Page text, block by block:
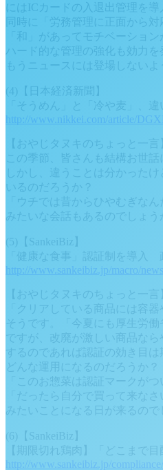
にはICカードの入退出管理を導
同時に「労務管理に正面から
「和」があってモチベーショ
ハード的な管理の強化も効力を
もうニュースには登場しないよ
(4)【日本経済新聞】
「そうめん」と「冷や麦」、
http://www.nikkei.com/article/
【おやじタヌキのちょっと一言
この季節、皆さんも結構お世
しかし、違うことは分かった
いるのだろうか？
「ウチでは昔からひやむぎな
みたいな会話もあるのでしょう
(5)【SankeiBiz】
「健康な食事」認証制を導入
http://www.sankeibiz.jp/macro/
【おやじタヌキのちょっと一言
「クリアしている商品には容
そうです。「今夏にも厚生労
ですが、改廃が激しい商品な
するのであれば認証の効き目は
どんな運用になるのだろうか？
「このお惣菜は認証マークが
「だったら自分で買って来なさ
みたいことになる日が来るので
(6)【SankeiBiz】
【期限切れ鶏肉】「どこまで
http://www.sankeibiz.jp/